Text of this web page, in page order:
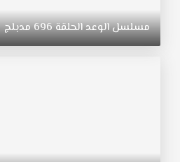
التي
ولدت
في
مسلسلالوعدالحلقة696مدبلج